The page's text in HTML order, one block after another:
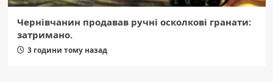
Чернівчанин продавав ручні осколкові гранати:
затримано.
3 години тому назад